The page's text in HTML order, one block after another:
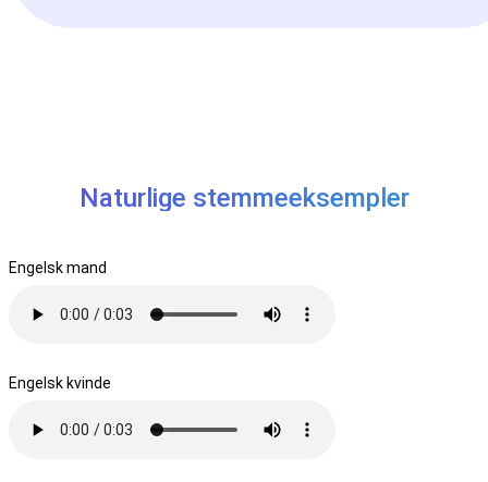
Naturlige stemmeeksempler
Engelsk mand
Engelsk kvinde